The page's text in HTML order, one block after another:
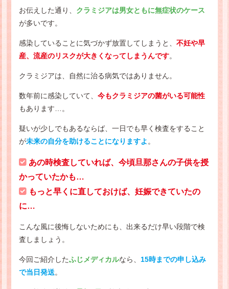
お伝えした通り、 クラミジアは男女ともに無症状のケース
が多いです。
感染していることに気づかず放置してしまうと、 不妊や早
産、流産のリスクが大きくなってしまうんです。
クラミジアは、自然に治る病気ではありません。
数年前に感染していて、 今もクラミジアの菌がいる可能性
もあります…。
疑いが少しでもあるならば、一日でも早く検査をすること
が未来の自分を助けることになりますよ。
あの時検査していれば、今頃旦那さんの子供を授
かっていたかも…
もっと早くに直しておけば、妊娠できていたの
に…
こんな風に後悔しないためにも、出来るだけ早い段階で検
査しましょう。
今回ご紹介したふじメディカルなら、 15時までの申し込み
で当日発送。